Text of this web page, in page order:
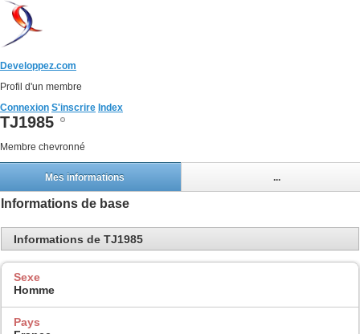
Developpez.com
Profil d'un membre
Connexion S'inscrire Index
TJ1985
Membre chevronné
Mes informations ...
Informations de base
Informations de TJ1985
Sexe
Homme
Pays